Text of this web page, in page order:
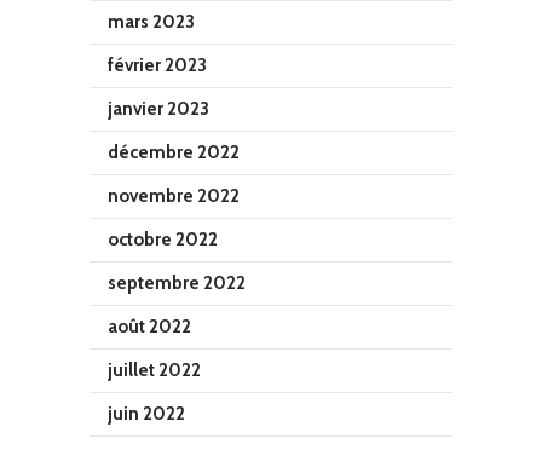
mars 2023
février 2023
janvier 2023
décembre 2022
novembre 2022
octobre 2022
septembre 2022
août 2022
juillet 2022
juin 2022